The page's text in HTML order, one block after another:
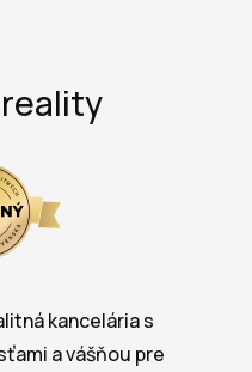
reality
kancelária s
a vášňou pre